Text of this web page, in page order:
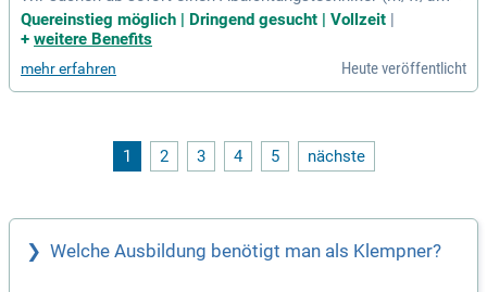
gern auch Quereinsteiger mit handwerklichem Geschick! Ihr
e Hauptaufgaben umfassen die fachgerechte Abdichtung vo
Zudem führen Sie Dämm- und Schutzmaßnahmen durch, um
Witterungseinflüsse zu minimieren. Ideale Bewerber bringen
Wir bieten eine umfassende Einarbeitung, ein attraktives Ge
halt und hochwertige Arbeitsmittel. Bewerben Sie sich noch
Quereinstieg möglich | Dringend gesucht | Vollzeit |
+ weitere Benefits
mehr erfahren Heute veröffentlicht
1 2 3 4 5 nächste
Welche Ausbildung benötigt man als Klempner?